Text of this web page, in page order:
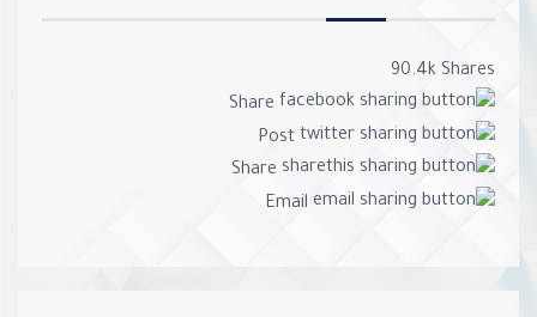
90.4k Shares
Share
Post
Share
Email